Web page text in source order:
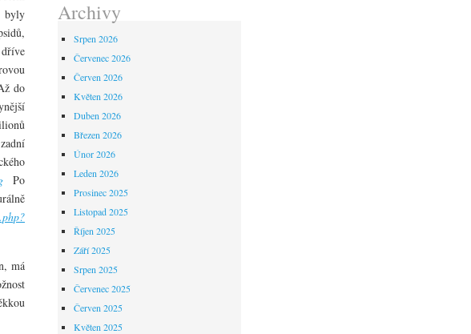
byly
do
Po
má
Archivy
Srpen 2026
Červenec 2026
Červen 2026
Květen 2026
Duben 2026
Březen 2026
Únor 2026
Leden 2026
Prosinec 2025
Listopad 2025
Říjen 2025
Září 2025
Srpen 2025
Červenec 2025
Červen 2025
Květen 2025